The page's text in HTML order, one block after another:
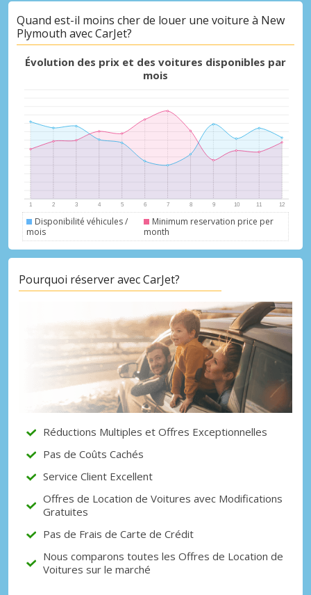
Promotions spéciales
Accédez à toutes vos réservations en un
seul endroit
Se connecter avec eLink
Quand est-il moins cher de louer une voiture à New
Plymouth avec CarJet?
Évolution des prix et des voitures disponibles par
mois
Disponibilité véhicules /
mois
Minimum reservation price per
month
Pourquoi réserver avec CarJet?
Réductions Multiples et Offres Exceptionnelles
Pas de Coûts Cachés
Service Client Excellent
Offres de Location de Voitures avec Modifications
Gratuites
Pas de Frais de Carte de Crédit
Nous comparons toutes les Offres de Location de
Voitures sur le marché